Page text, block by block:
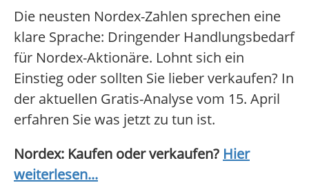
Die neusten Nordex-Zahlen sprechen eine
klare Sprache: Dringender Handlungsbedarf
für Nordex-Aktionäre. Lohnt sich ein
Einstieg oder sollten Sie lieber verkaufen? In
der aktuellen Gratis-Analyse vom 15. April
erfahren Sie was jetzt zu tun ist.
Nordex: Kaufen oder verkaufen? Hier
weiterlesen...